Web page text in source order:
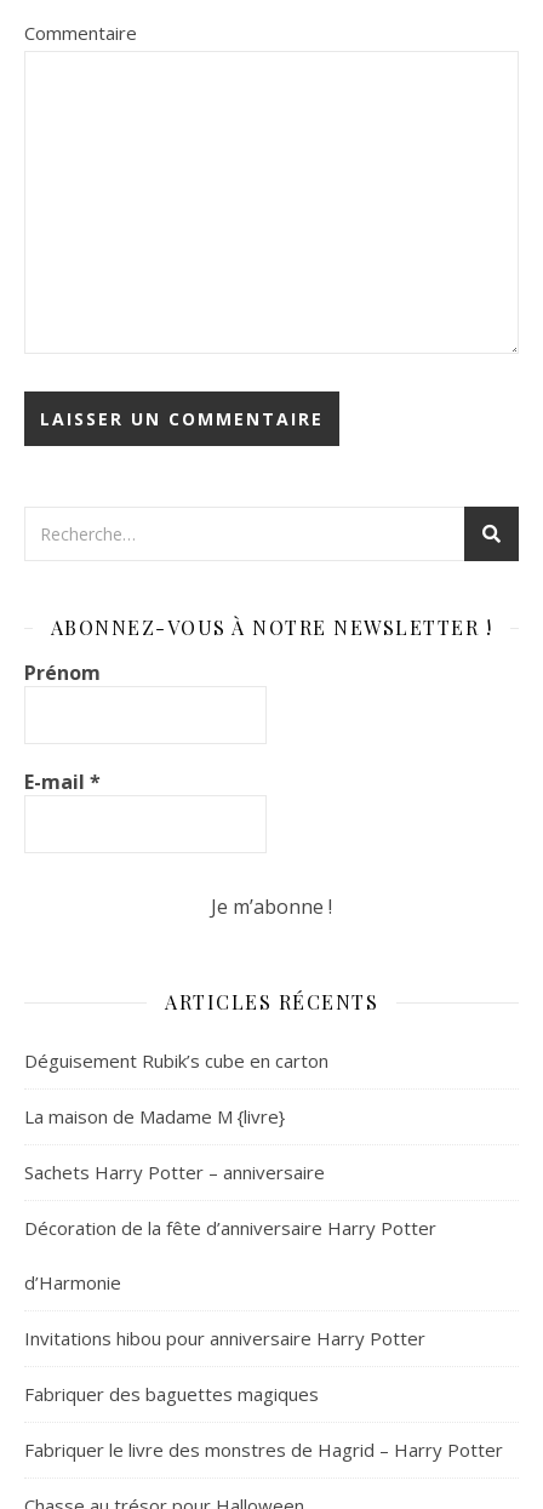
Commentaire
ABONNEZ-VOUS À NOTRE NEWSLETTER !
Prénom
E-mail *
ARTICLES RÉCENTS
Déguisement Rubik’s cube en carton
La maison de Madame M {livre}
Sachets Harry Potter – anniversaire
Décoration de la fête d’anniversaire Harry Potter
d’Harmonie
Invitations hibou pour anniversaire Harry Potter
Fabriquer des baguettes magiques
Fabriquer le livre des monstres de Hagrid – Harry Potter